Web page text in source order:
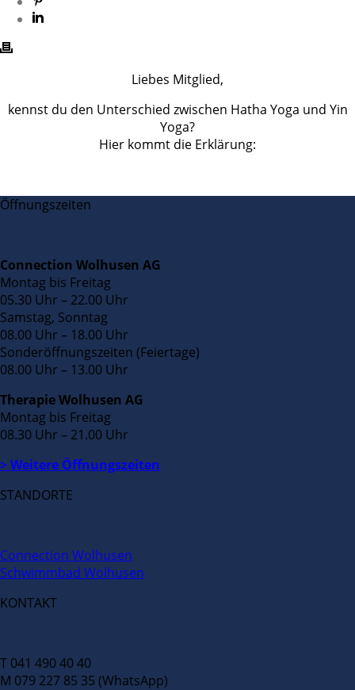
Liebes Mitglied,
kennst du den Unterschied zwischen Hatha Yoga und Yin
Yoga?
Hier kommt die Erklärung:
Öffnungszeiten
Connection Wolhusen AG
Montag bis Freitag
05.30 Uhr – 22.00 Uhr
Samstag, Sonntag
08.00 Uhr – 18.00 Uhr
Sonderöffnungszeiten (Feiertage)
08.00 Uhr – 13.00 Uhr
Therapie Wolhusen AG
Montag bis Freitag
08.30 Uhr – 21.00 Uhr
> Weitere Öffnungszeiten
STANDORTE
Connection Wolhusen
Schwimmbad Wolhusen
KONTAKT
T 041 490 40 40
M 079 227 85 35 (WhatsApp)